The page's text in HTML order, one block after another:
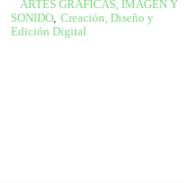
ARTES GRÁFICAS, IMAGEN Y
SONIDO, Creación, Diseño y
Edición Digital